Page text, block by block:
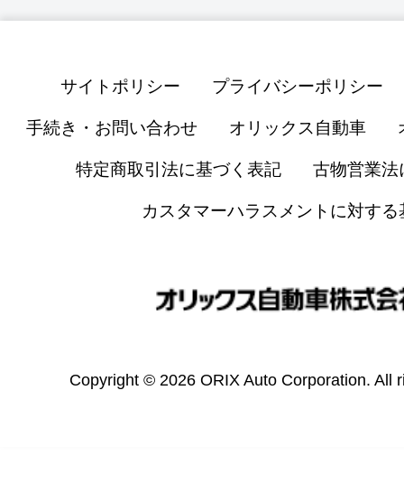
サイトポリシー プライバシーポリシー
手続き・お問い合わせ オリックス自動車
特定商取引法に基づく表記 古物営業法
カスタマーハラスメントに対する
Copyright © 2026 ORIX Auto Corporation. All